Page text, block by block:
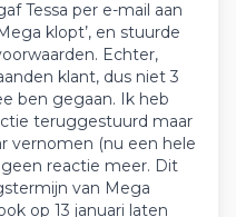
Tessa per e-mail aan
klopt’, en stuurde
Echter,
klant, dus niet 3
ben gegaan. Ik heb
teruggestuurd maar
vernomen (nu een hele
reactie meer. Dit
van Mega
op 13 januari laten